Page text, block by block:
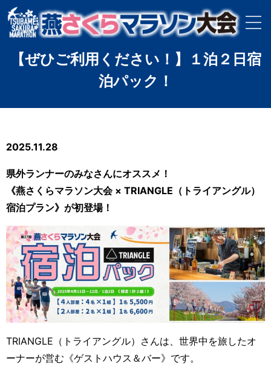
【ぜひご利用ください！】１泊２日宿
泊パック！
2025.11.28
県外ランナーのみなさんにオススメ！
《燕さくらマラソン大会 × TRIANGLE（トライアングル）
宿泊プラン》が初登場！
TRIANGLE（トライアングル）さんは、世界中を旅したオ
ーナーが営む《ゲストハウス＆バー》です。